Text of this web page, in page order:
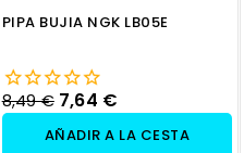
PIPA BUJIA NGK LB05E
8,49 € 7,64 €
AÑADIR A LA CESTA